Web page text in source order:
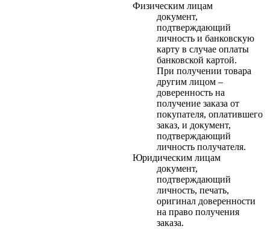
Физическим лицам
документ,
подтверждающий
личность и банковскую
карту в случае оплаты
банковской картой.
При получении товара
другим лицом –
доверенность на
получение заказа от
покупателя, оплатившего
заказ, и документ,
подтверждающий
личность получателя.
Юридическим лицам
документ,
подтверждающий
личность, печать,
оригинал доверенности
на право получения
заказа.